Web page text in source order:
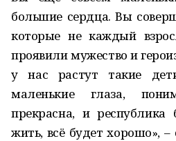
большие сердца. Вы
которые не каждый
проявили мужество и
у нас растут такие
маленькие глаза,
прекрасна, и республика
жить, всё будет хорошо», –